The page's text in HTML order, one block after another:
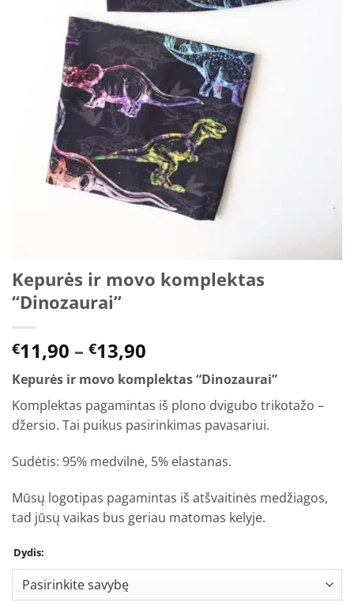
Kepurės ir movo komplektas
“Dinozaurai”
€11,90 – €13,90
range:
€11,90
through
€13,90
Kepurės ir movo komplektas “Dinozaurai”
Komplektas pagamintas iš plono dvigubo trikotažo –
džersio. Tai puikus pasirinkimas pavasariui.
Sudėtis: 95% medvilnė, 5% elastanas.
Mūsų logotipas pagamintas iš atšvaitinės medžiagos,
tad jūsų vaikas bus geriau matomas kelyje.
Dydis: